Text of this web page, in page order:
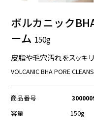
ボルカニック
ーム 150g
皮脂や毛穴汚れをスッキ
VOLCANIC BHA PORE
商品番号
容量
150g